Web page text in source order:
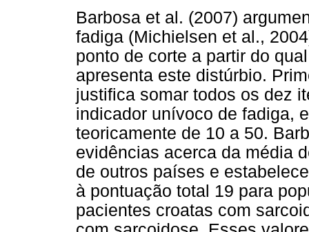
Barbosa et al. (2007)
fadiga (Michielsen et al.,
ponto de corte a partir do
apresenta este distúrbio.
justifica somar todos os dez
indicador unívoco de fadiga,
teoricamente de 10 a 50.
evidências acerca da média
de outros países e
à pontuação total 19 para
pacientes croatas com